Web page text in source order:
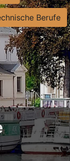
Berufe